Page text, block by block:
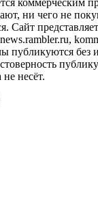
ни чего не
Сайт
публикуются без
несёт.